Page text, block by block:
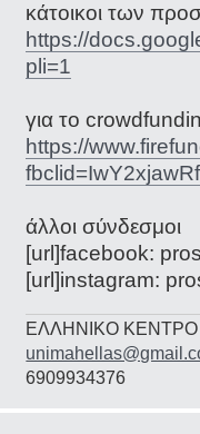
κάτοικοι των
https://
pli=1
για το
https://
άλλοι σύνδεσμοι
[url]facebook:
[url]instagram:
ΕΛΛΗΝΙΚΟ
6909934376